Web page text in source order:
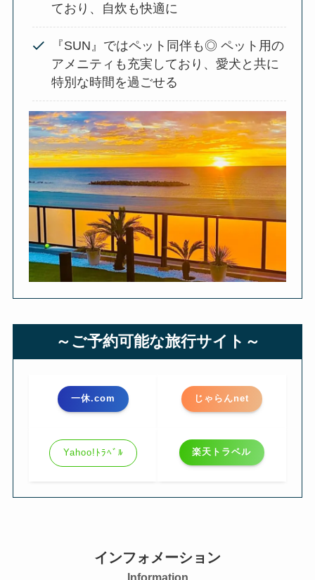
ており、自炊も快適に
『SUN』ではペット同伴も◎ ペット用の
アメニティも充実しており、愛犬と共に
特別な時間を過ごせる
～ご予約可能な旅行サイト～
一休.com じゃらんnet
Yahoo!ﾄﾗﾍﾞﾙ 楽天トラベル
インフォメーション
Information